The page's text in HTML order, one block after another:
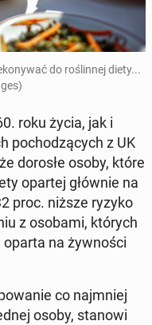
do ro­ślin­nej diety...
roku życia, jak i
po­cho­dzą­cych z UK
dorosłe osoby, które
opartej głównie na
proc. niższe ryzyko
z osobami, których
na żyw­no­ści
co naj­mniej
osoby, stanowi